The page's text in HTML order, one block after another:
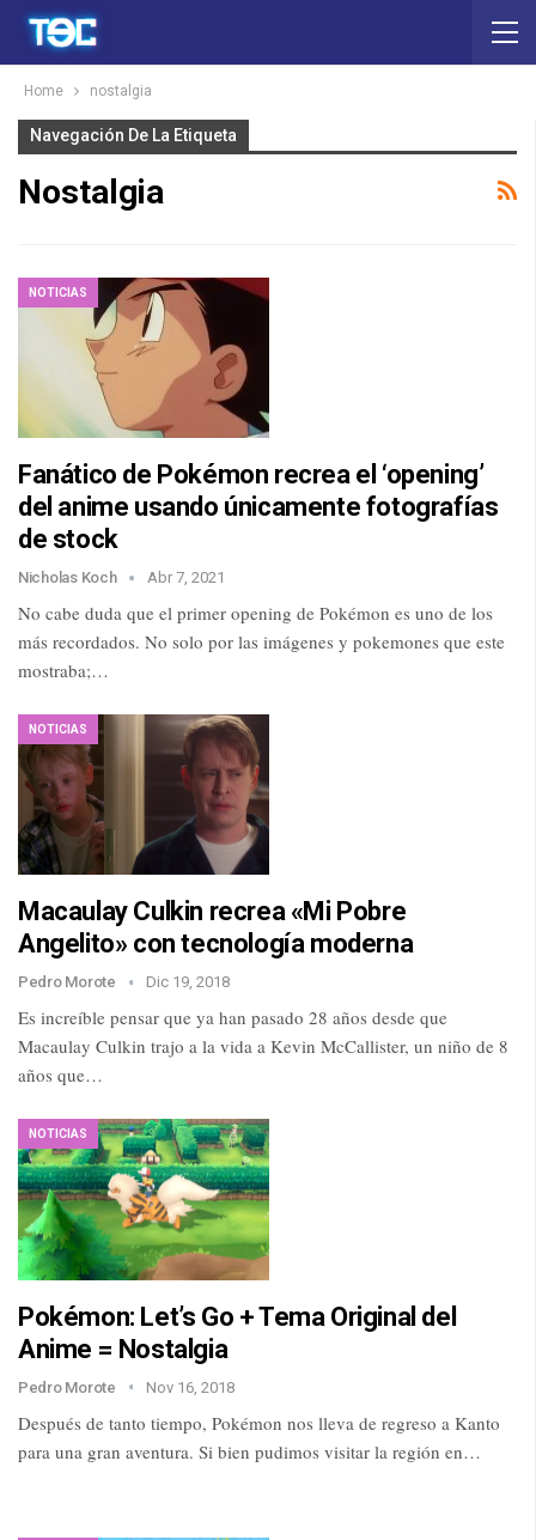
Home nostalgia
Navegación De La Etiqueta
Nostalgia
NOTICIAS
Fanático de Pokémon recrea el ‘opening’
del anime usando únicamente fotografías
de stock
Nicholas Koch Abr 7, 2021
No cabe duda que el primer opening de Pokémon es uno de los
más recordados. No solo por las imágenes y pokemones que este
mostraba;…
NOTICIAS
Macaulay Culkin recrea «Mi Pobre
Angelito» con tecnología moderna
Pedro Morote Dic 19, 2018
Es increíble pensar que ya han pasado 28 años desde que
Macaulay Culkin trajo a la vida a Kevin McCallister, un niño de 8
años que…
NOTICIAS
Pokémon: Let’s Go + Tema Original del
Anime = Nostalgia
Pedro Morote Nov 16, 2018
Después de tanto tiempo, Pokémon nos lleva de regreso a Kanto
para una gran aventura. Si bien pudimos visitar la región en…